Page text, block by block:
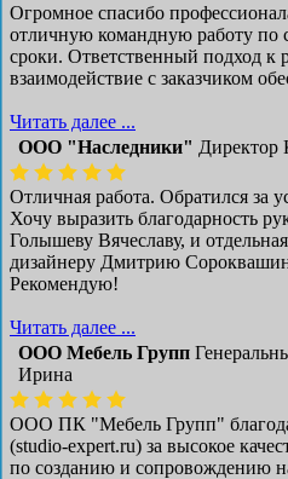
Огромное спасибо
отличную командную работу по
сроки. Ответственный подход к
взаимодействие с заказчиком
Читать далее ...
ООО "Наследники" Директор
Отличная работа. Обратился за
Хочу выразить благодарность
Голышеву Вячеславу, и
дизайнеру Дмитрию
Рекомендую!
Читать далее ...
ООО Мебель Групп
Ирина
ООО ПК "Мебель Групп"
(studio-expert.ru) за высокое
по созданию и сопровождению